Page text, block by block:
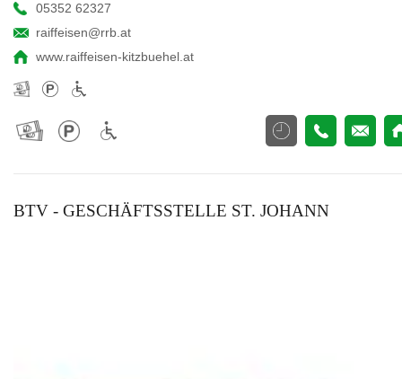
05352 62327
raiffeisen@rrb.at
www.raiffeisen-kitzbuehel.at
BTV - GESCHÄFTSSTELLE ST. JOHANN